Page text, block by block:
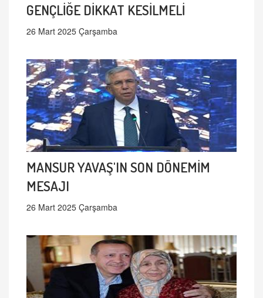
GENÇLİĞE DİKKAT KESİLMELİ
26 Mart 2025 Çarşamba
MANSUR YAVAŞ'IN SON DÖNEMİM
MESAJI
26 Mart 2025 Çarşamba